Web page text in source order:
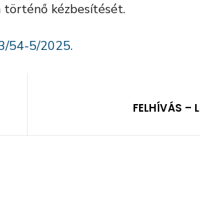
kézbesítését.
54-5/2025.
FELHÍVÁS